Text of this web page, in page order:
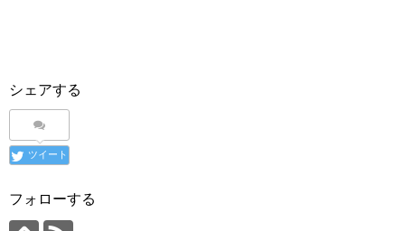
シェアする
ツイート
フォローする